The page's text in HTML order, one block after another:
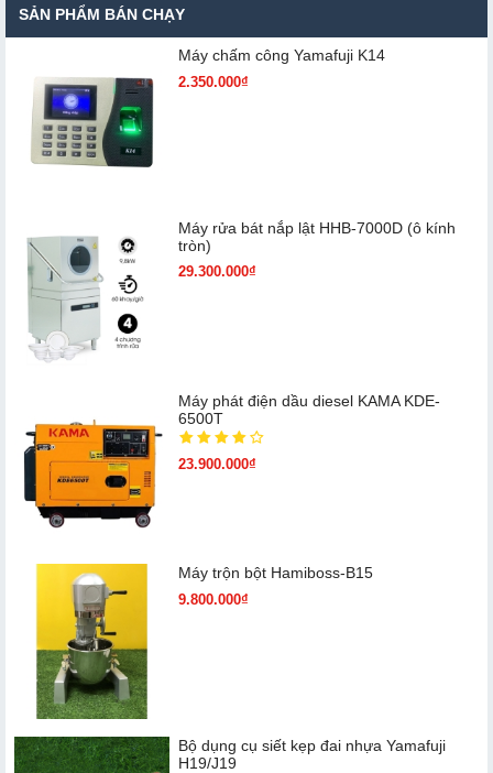
SẢN PHẨM BÁN CHẠY
Máy chấm cô​ng Yamafuji K14
2.350.000₫
Máy rửa bát nắp lật HHB-7000D (ô kính
tròn)
29.300.000₫
Máy phát điện dầu diesel KAMA KDE-
6500T
23.900.000₫
Máy trộn bột Hamiboss-B15
9.800.000₫
Bộ dụng cụ siết kẹp đai nhựa Yamafuji
H19/J19